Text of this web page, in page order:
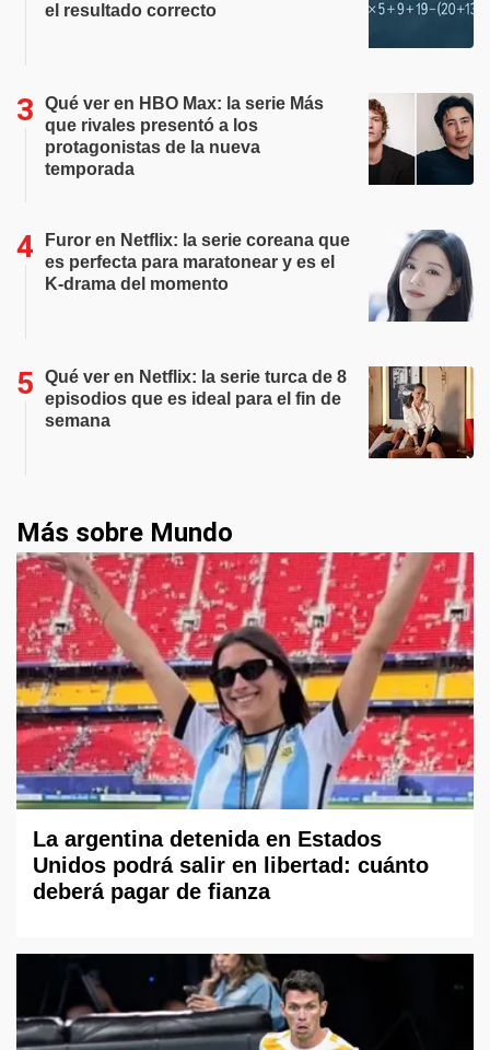
el resultado correcto
Qué ver en HBO Max: la serie Más
que rivales presentó a los
protagonistas de la nueva
temporada
Furor en Netflix: la serie coreana que
es perfecta para maratonear y es el
K-drama del momento
Qué ver en Netflix: la serie turca de 8
episodios que es ideal para el fin de
semana
Más sobre Mundo
La argentina detenida en Estados
Unidos podrá salir en libertad: cuánto
deberá pagar de fianza